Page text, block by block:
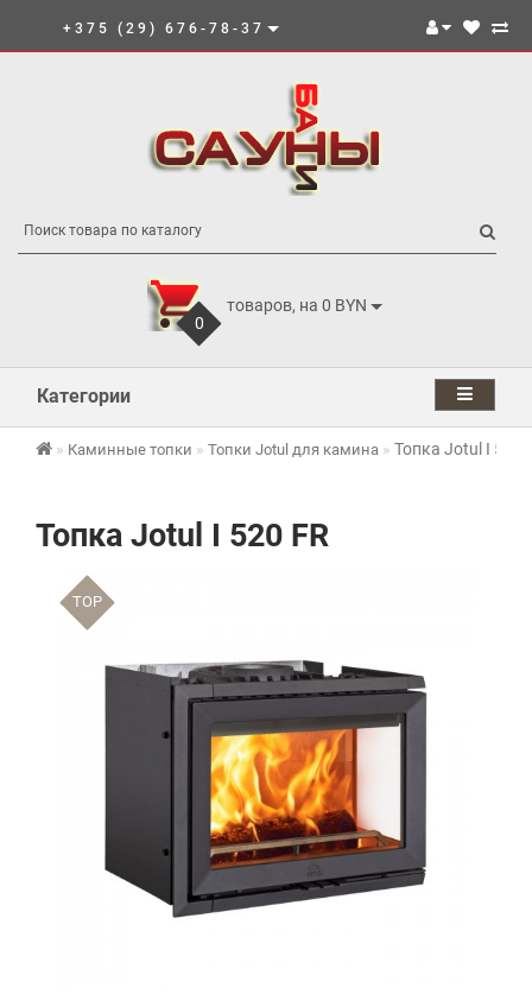
+375 (29) 676-78-37
0
товаров, на 0 BYN
Категории
Каминные топки Топки Jotul для камина Топка Jotul I 520
Топка Jotul I 520 FR
TOP